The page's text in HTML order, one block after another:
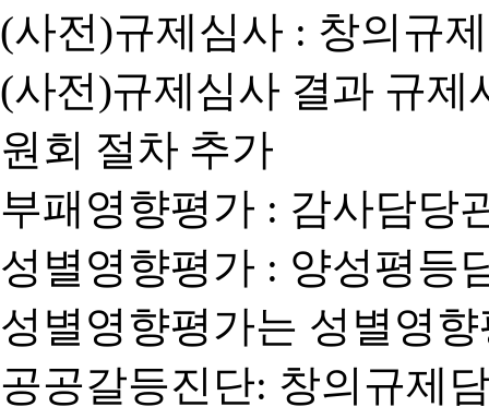
(사전)규제심사 : 창의규
(사전)규제심사 결과 규
원회 절차 추가
부패영향평가 : 감사담당
성별영향평가 : 양성평등
성별영향평가는 성별영
공공갈등진단: 창의규제